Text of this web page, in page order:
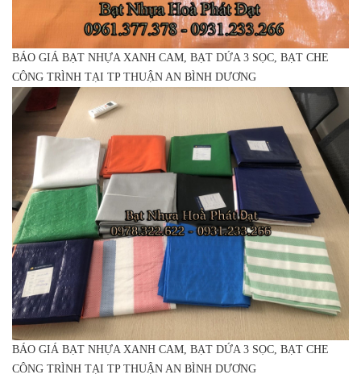
BÁO GIÁ BẠT NHỰA XANH CAM, BẠT DỨA 3 SỌC, BẠT CHE
CÔNG TRÌNH TẠI TP THUẬN AN BÌNH DƯƠNG
BÁO GIÁ BẠT NHỰA XANH CAM, BẠT DỨA 3 SỌC, BẠT CHE
CÔNG TRÌNH TẠI TP THUẬN AN BÌNH DƯƠNG